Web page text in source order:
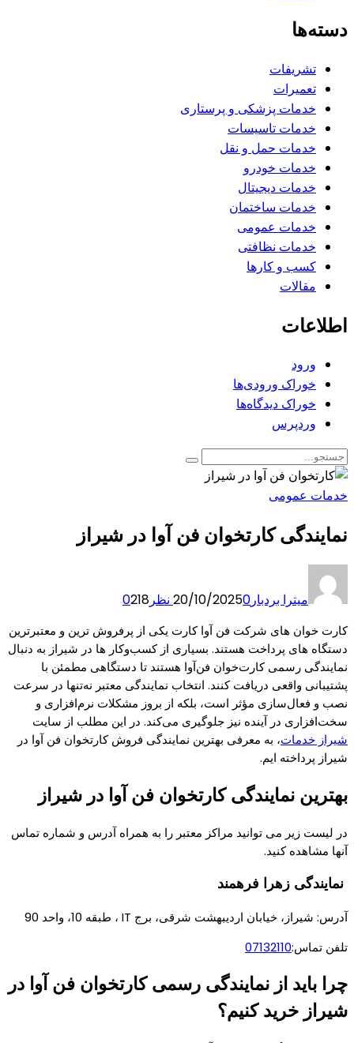
دسته‌ها
تشریفات
تعمیرات
خدمات پزشکی و پرستاری
خدمات تاسیسات
خدمات حمل و نقل
خدمات خودرو
خدمات دیجیتال
خدمات ساختمان
خدمات عمومی
خدمات نظافتی
کسب و کارها
مقالات
اطلاعات
ورود
خوراک ورودی‌ها
خوراک دیدگاه‌ها
وردپرس
خدمات عمومی
نمایندگی کارتخوان فن آوا در شیراز
میترا بردبار 20/10/20250 نظر 0218
کارت‌ خوان‌ های شرکت فن‌ آوا کارت یکی از پرفروش‌ ترین و معتبرترین
دستگاه‌ های پرداخت هستند. بسیاری از کسب‌وکار ها در شیراز به دنبال
نمایندگی رسمی کارت‌خوان فن‌آوا هستند تا دستگاهی مطمئن با
پشتیبانی واقعی دریافت کنند. انتخاب نمایندگی معتبر نه‌تنها در سرعت
نصب و فعال‌سازی مؤثر است، بلکه از بروز مشکلات نرم‌افزاری و
سخت‌افزاری در آینده نیز جلوگیری می‌کند. در این مطلب از سایت
شیراز خدمات، به معرفی بهترین نمایندگی فروش کارتخوان فن آوا در
شیراز پرداخته ایم.
بهترین نمایندگی کارتخوان فن آوا در شیراز
در لیست زیر می توانید مراکز معتبر را به همراه آدرس و شماره تماس
آنها مشاهده کنید.
نمایندگی زهرا فرهمند
آدرس: شیراز، خیابان اردیبهشت شرقی، برج IT ، طبقه 10، واحد 90
تلفن تماس:07132110
چرا باید از نمایندگی رسمی کارتخوان فن‌ آوا در
شیراز خرید کنیم؟